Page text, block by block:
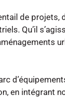
de
Qu’il
en intégrant